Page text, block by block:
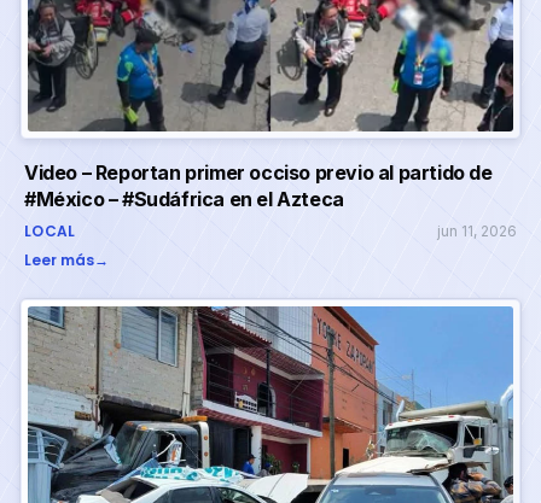
Video – Reportan primer occiso previo al partido de
#México – #Sudáfrica en el Azteca
LOCAL jun 11, 2026
Leer más→